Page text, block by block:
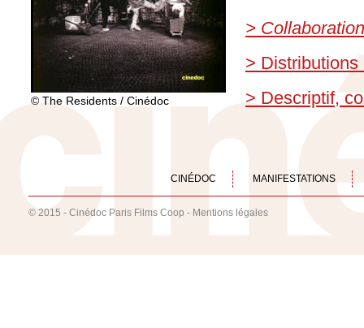
© The Residents / Cinédoc
>
> Distributions
> Descriptif,
CINÉDOC MANIFESTATIONS
© 2015 - Cinédoc Paris Films Coop - Mentions légales